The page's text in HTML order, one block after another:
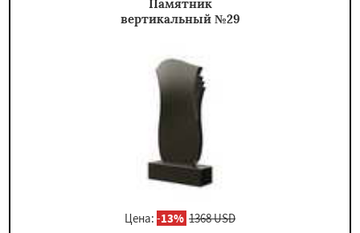
Памятник
вертикальный №29
Цена: -13% 1368 USD